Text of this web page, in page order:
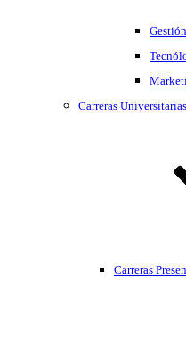
Carreras Universitarias
Carreras